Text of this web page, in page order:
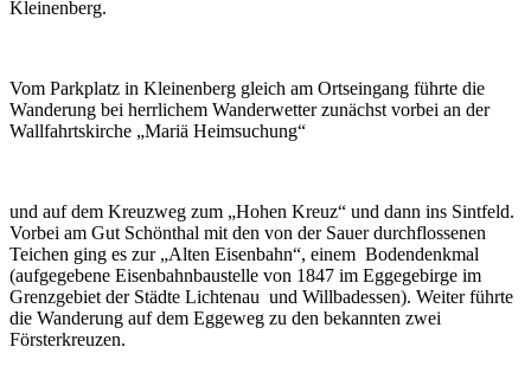
Kleinenberg.
Vom Parkplatz in Kleinenberg gleich am Ortseingang führte die
Wanderung bei herrlichem Wanderwetter zunächst vorbei an der
Wallfahrtskirche „Mariä Heimsuchung“
und auf dem Kreuzweg zum „Hohen Kreuz“ und dann ins Sintfeld.
Vorbei am Gut Schönthal mit den von der Sauer durchflossenen
Teichen ging es zur „Alten Eisenbahn“, einem Bodendenkmal
(aufgegebene Eisenbahnbaustelle von 1847 im Eggegebirge im
Grenzgebiet der Städte Lichtenau und Willbadessen). Weiter führte
die Wanderung auf dem Eggeweg zu den bekannten zwei
Försterkreuzen.